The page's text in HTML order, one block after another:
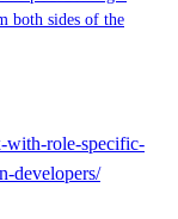
both sides of the
with-role-specific-
developers/